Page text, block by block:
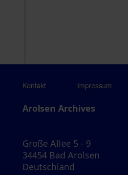
Kontakt Impressum
Arolsen Archives
Große Allee 5 - 9
34454 Bad Arolsen
Deutschland